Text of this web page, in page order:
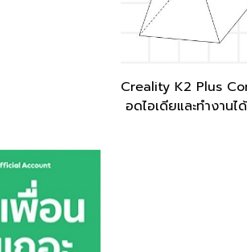
Creality K2 Plus
อดไอเดียและทำงา